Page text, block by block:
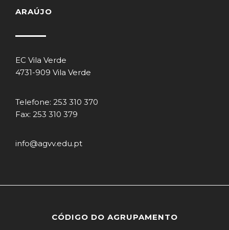
ARAÚJO
EC Vila Verde
4731-909 Vila Verde
Telefone: 253 310 370
Fax: 253 310 379
info@agvv.edu.pt
CÓDIGO DO AGRUPAMENTO